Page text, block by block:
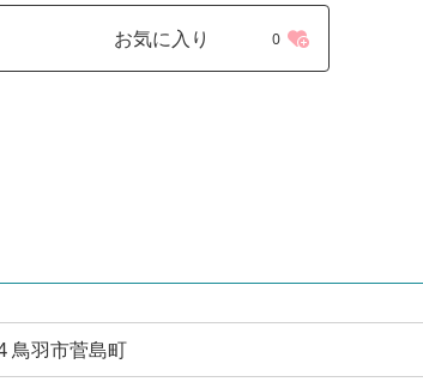
お気に入り 0
鳥羽市菅島町